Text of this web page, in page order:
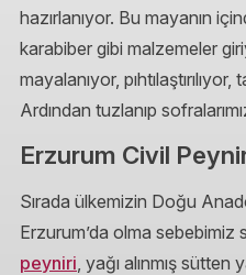
hazırlanıyor. Bu mayanın
karabiber gibi malzemeler
mayalanıyor,
Ardından tuzlanıp
Erzurum Civil
Sırada ülkemizin Doğu
Erzurum’da olma sebebimiz
peyniri , yağı alınmış